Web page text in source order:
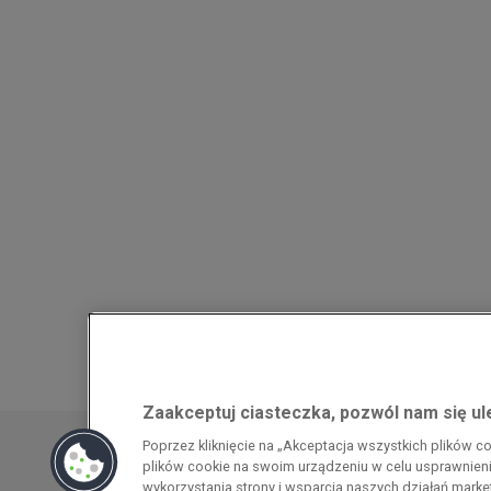
energochłonnego związana z cenami
pomoc w ramach programu rządowego
Zaakceptuj ciasteczka, pozwól nam się
Poprzez kliknięcie na „Akceptacja wszystkich plików
plików cookie na swoim urządzeniu w celu
wykorzystania strony i wsparcia naszych działań